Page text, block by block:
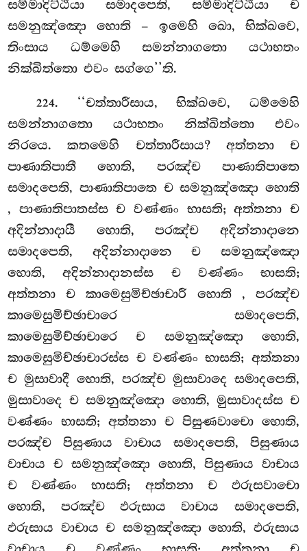
සම්මාදිට්ඨියා සමාදපෙති, සම්මාදිට්ඨියා ච
සමනුඤ්ඤො හොති – ඉමෙහි ඛො, භික්ඛවෙ,
තිංසාය ධම්මෙහි සමන්නාගතො යථාභතං
නික්ඛිත්තො එවං සග්ගෙ’’ති.
224. ‘‘චත්තාරීසාය, භික්ඛවෙ, ධම්මෙහි
සමන්නාගතො යථාභතං නික්ඛිත්තො එවං
නිරයෙ. කතමෙහි චත්තාරීසාය? අත්තනා ච
පාණාතිපාතී හොති, පරඤ්ච පාණාතිපාතෙ
සමාදපෙති, පාණාතිපාතෙ ච සමනුඤ්ඤො හොති
, පාණාතිපාතස්ස ච වණ්ණං භාසති; අත්තනා ච
අදින්නාදායී හොති, පරඤ්ච අදින්නාදානෙ
සමාදපෙති, අදින්නාදානෙ ච සමනුඤ්ඤො
හොති, අදින්නාදානස්ස ච වණ්ණං භාසති;
අත්තනා ච කාමෙසුමිච්ඡාචාරී හොති , පරඤ්ච
කාමෙසුමිච්ඡාචාරෙ සමාදපෙති,
කාමෙසුමිච්ඡාචාරෙච සමනුඤ්ඤො හොති,
කාමෙසුමිච්ඡාචාරස්ස ච වණ්ණං භාසති; අත්තනා
ච මුසාවාදී හොති, පරඤ්ච මුසාවාදෙ සමාදපෙති,
මුසාවාදෙ ච සමනුඤ්ඤො හොති, මුසාවාදස්ස ච
වණ්ණං භාසති; අත්තනා ච පිසුණවාචො හොති,
පරඤ්ච පිසුණාය වාචාය සමාදපෙති, පිසුණාය
වාචාය ච සමනුඤ්ඤො හොති, පිසුණාය වාචාය
ච වණ්ණං භාසති; අත්තනා ච ඵරුසවාචො
හොති, පරඤ්ච ඵරුසාය වාචාය සමාදපෙති,
ඵරුසාය වාචාය ච සමනුඤ්ඤො හොති, ඵරුසාය